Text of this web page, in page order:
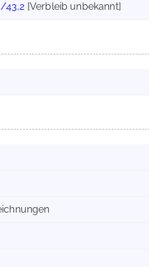
43,2 [Verbleib unbekannt]